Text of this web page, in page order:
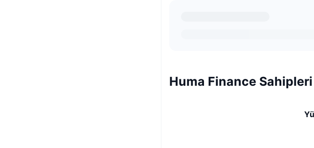
Huma Finance Sahipleri